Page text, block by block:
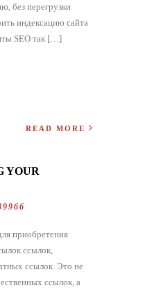
без перегрузки
индексацию сайта
SEO так […]
READ MORE
YOUR
приобретения
ссылок,
ссылок. Это не
ссылок, а